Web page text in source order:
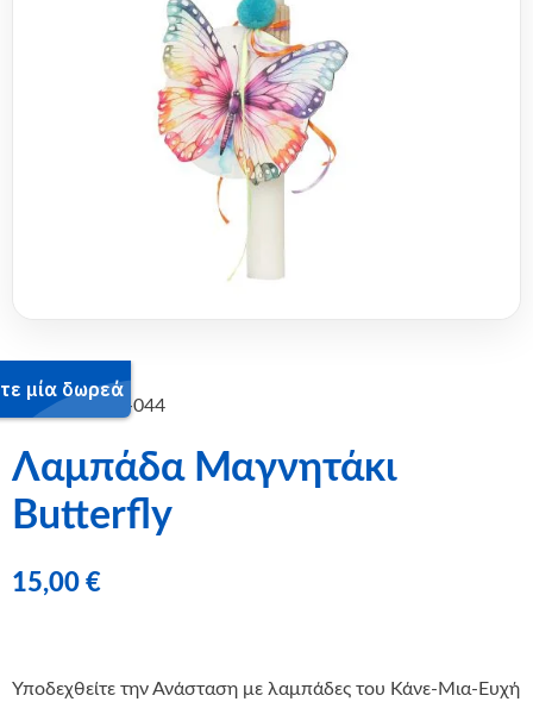
SKU:15-2502-044
Λαμπάδα Μαγνητάκι
Butterfly
15,00 €
Υποδεχθείτε την Ανάσταση με λαμπάδες του Κάνε-Μια-Ευχή